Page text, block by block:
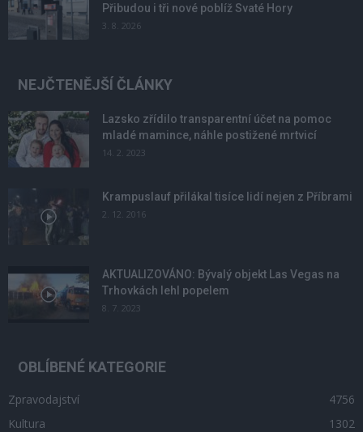
Přibudou i tři nové poblíž Svaté Hory
3. 8. 2026
NEJČTENĚJŠÍ ČLÁNKY
Lazsko zřídilo transparentní účet na pomoc
mladé mamince, náhle postižené mrtvicí
14. 2. 2023
Krampuslauf přilákal tisíce lidí nejen z Příbrami
2. 12. 2016
AKTUALIZOVÁNO: Bývalý objekt Las Vegas na
Trhovkách lehl popelem
8. 7. 2023
OBLÍBENÉ KATEGORIE
Zpravodajství
4756
Kultura
1302